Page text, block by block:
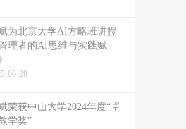
为北京大学AI方略班讲授
管理者的AI思维与实践赋
06-28
荣获中山大学2024年度“卓
学奖”